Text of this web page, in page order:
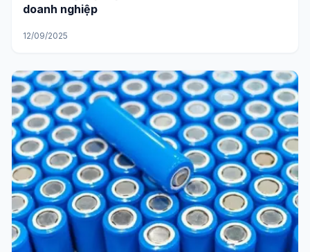
doanh nghiệp
12/09/2025